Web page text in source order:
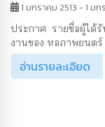
1 มกราคม 2513 - 1 มก
ประกาศ รายชื่อผู้ได้
งานของ หอภาพยนต
อ่านรายละเอียด